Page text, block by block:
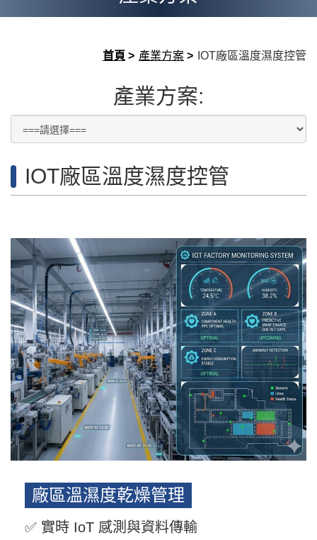
首頁 > 產業方案 > IOT廠區溫度濕度控管
產業方案:
IOT廠區溫度濕度控管
廠區溫濕度乾燥管理
✅ 實時 IoT 感測與資料傳輸